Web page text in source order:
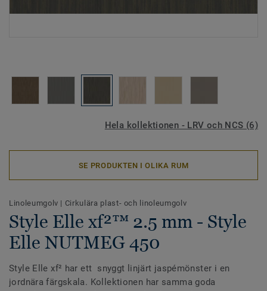
Hela kollektionen - LRV och NCS (6)
SE PRODUKTEN I OLIKA RUM
Linoleumgolv | Cirkulära plast- och linoleumgolv
Style Elle xf²™ 2.5 mm - Style
Elle NUTMEG 450
Style Elle xf² har ett snyggt linjärt jaspémönster i en
jordnära färgskala. Kollektionen har samma goda